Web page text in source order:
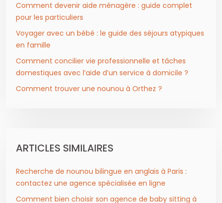
Comment devenir aide ménagère : guide complet
pour les particuliers
Voyager avec un bébé : le guide des séjours atypiques
en famille
Comment concilier vie professionnelle et tâches
domestiques avec l’aide d’un service à domicile ?
Comment trouver une nounou à Orthez ?
ARTICLES SIMILAIRES
Recherche de nounou bilingue en anglais à Paris :
contactez une agence spécialisée en ligne
Comment bien choisir son agence de baby sitting à